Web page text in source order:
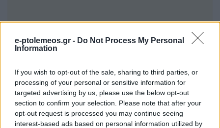
e-ptolemeos.gr - Do Not Process My Personal
Information
If you wish to opt-out of the sale, sharing to third parties, or
processing of your personal or sensitive information for
targeted advertising by us, please use the below opt-out
section to confirm your selection. Please note that after your
opt-out request is processed you may continue seeing
interest-based ads based on personal information utilized by